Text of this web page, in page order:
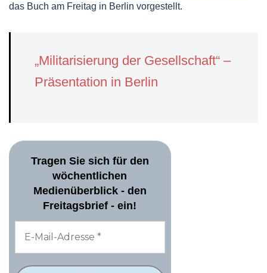
das Buch am Freitag in Berlin vorgestellt.
„Militarisierung der Gesellschaft“ –
Präsentation in Berlin
Tragen Sie sich für den
wöchentlichen
Medienüberblick - den
Freitagsbrief - ein!